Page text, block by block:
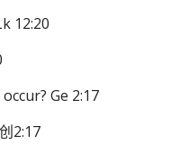
12:20
Ge 2:17
2:17